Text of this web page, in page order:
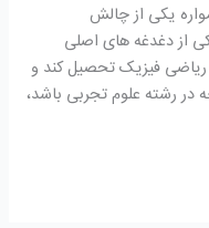
یکی از چالش
از دغدغه های اصلی
فیزیک تحصیل کند و
رشته علوم تجربی باشد،